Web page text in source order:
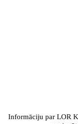
Informāciju par LOR